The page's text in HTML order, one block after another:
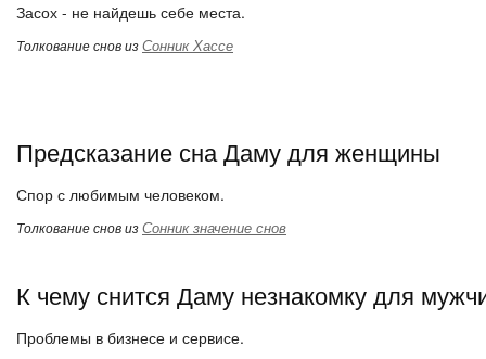
Засох - не найдешь себе места.
Толкование снов изСонник Хассе
Предсказание сна Даму для женщины
Спор с любимым человеком.
Толкование снов изСонник значение снов
К чему снится Даму незнакомку для
Проблемы в бизнесе и сервисе.